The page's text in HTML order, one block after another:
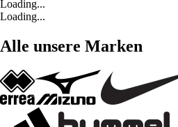
Loading...
Loading...
Alle unsere Marken